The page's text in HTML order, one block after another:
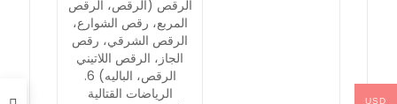
الرقص (الرقص، الرقص
المربع، رقص الشوارع،
الرقص الشرقي، رقص
الجاز، الرقص اللاتيني
الرقص، الباليه) 6.
الرياضات القتالية
USD